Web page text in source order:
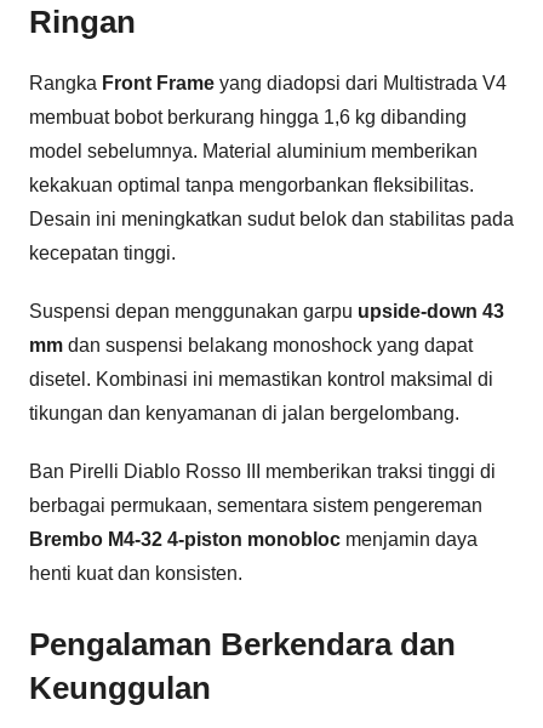
Ringan
Rangka Front Frame yang diadopsi dari Multistrada V4
membuat bobot berkurang hingga 1,6 kg dibanding
model sebelumnya. Material aluminium memberikan
kekakuan optimal tanpa mengorbankan fleksibilitas.
Desain ini meningkatkan sudut belok dan stabilitas pada
kecepatan tinggi.
Suspensi depan menggunakan garpu upside-down 43
mm dan suspensi belakang monoshock yang dapat
disetel. Kombinasi ini memastikan kontrol maksimal di
tikungan dan kenyamanan di jalan bergelombang.
Ban Pirelli Diablo Rosso III memberikan traksi tinggi di
berbagai permukaan, sementara sistem pengereman
Brembo M4-32 4-piston monobloc menjamin daya
henti kuat dan konsisten.
Pengalaman Berkendara dan
Keunggulan